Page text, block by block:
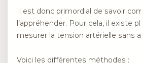
Il est donc primordial de savoir
l’appréhender. Pour cela, il existe
mesurer la tension artérielle sans
Voici les différentes méthodes :